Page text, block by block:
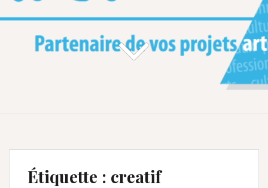
Étiquette : creatif